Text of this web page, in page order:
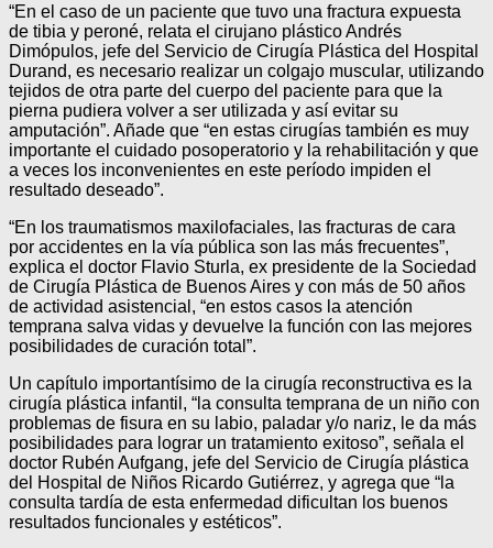
“En el caso de un paciente que tuvo una fractura expuesta
de tibia y peroné, relata el cirujano plástico Andrés
Dimópulos, jefe del Servicio de Cirugía Plástica del Hospital
Durand, es necesario realizar un colgajo muscular, utilizando
tejidos de otra parte del cuerpo del paciente para que la
pierna pudiera volver a ser utilizada y así evitar su
amputación”. Añade que “en estas cirugías también es muy
importante el cuidado posoperatorio y la rehabilitación y que
a veces los inconvenientes en este período impiden el
resultado deseado”.
“En los traumatismos maxilofaciales, las fracturas de cara
por accidentes en la vía pública son las más frecuentes”,
explica el doctor Flavio Sturla, ex presidente de la Sociedad
de Cirugía Plástica de Buenos Aires y con más de 50 años
de actividad asistencial, “en estos casos la atención
temprana salva vidas y devuelve la función con las mejores
posibilidades de curación total”.
Un capítulo importantísimo de la cirugía reconstructiva es la
cirugía plástica infantil, “la consulta temprana de un niño con
problemas de fisura en su labio, paladar y/o nariz, le da más
posibilidades para lograr un tratamiento exitoso”, señala el
doctor Rubén Aufgang, jefe del Servicio de Cirugía plástica
del Hospital de Niños Ricardo Gutiérrez, y agrega que “la
consulta tardía de esta enfermedad dificultan los buenos
resultados funcionales y estéticos”.